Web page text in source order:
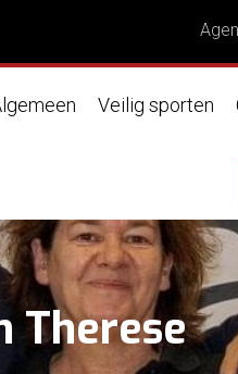
Veilig sporten
Therese